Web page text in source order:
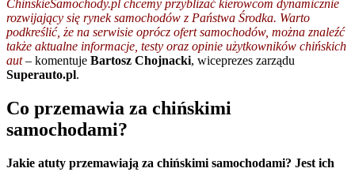
ChinskieSamochody.pl chcemy przybliżać kierowcom dynamicznie
rozwijający się rynek samochodów z Państwa Środka. Warto
podkreślić, że na serwisie oprócz ofert samochodów, można znaleźć
także aktualne informacje, testy oraz opinie użytkowników chińskich
aut – komentuje Bartosz Chojnacki, wiceprezes zarządu
Superauto.pl.
Co przemawia za chińskimi
samochodami?
Jakie atuty przemawiają za chińskimi samochodami? Jest ich